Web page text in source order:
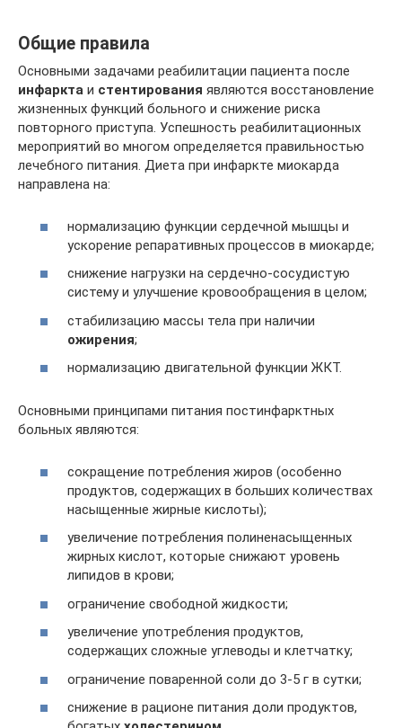
Общие правила
Основными задачами реабилитации пациента после
инфаркта и стентирования являются восстановление
жизненных функций больного и снижение риска
повторного приступа. Успешность реабилитационных
мероприятий во многом определяется правильностью
лечебного питания. Диета при инфаркте миокарда
направлена на:
нормализацию функции сердечной мышцы и
ускорение репаративных процессов в миокарде;
снижение нагрузки на сердечно-сосудистую
систему и улучшение кровообращения в целом;
стабилизацию массы тела при наличии
ожирения;
нормализацию двигательной функции ЖКТ.
Основными принципами питания постинфарктных
больных являются:
сокращение потребления жиров (особенно
продуктов, содержащих в больших количествах
насыщенные жирные кислоты);
увеличение потребления полиненасыщенных
жирных кислот, которые снижают уровень
липидов в крови;
ограничение свободной жидкости;
увеличение употребления продуктов,
содержащих сложные углеводы и клетчатку;
ограничение поваренной соли до 3-5 г в сутки;
снижение в рационе питания доли продуктов,